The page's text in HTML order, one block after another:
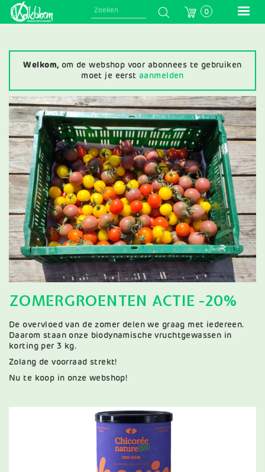
Skip
0
Welkom, om de webshop voor abonnees te gebruiken
moet je eerstaanmelden
Afbeelding
ZOMERGROENTEN ACTIE -20%
De overvloed van de zomer delen we graag met iedereen.
Daarom staan onze biodynamische vruchtgewassen in
korting per 3 kg.
Zolang de voorraad strekt!
Nu te koop in onze webshop!